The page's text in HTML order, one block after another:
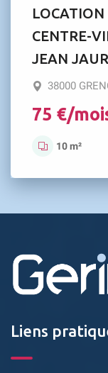
LOCATION
CENTRE-
JEAN
38000
75 €/
10 m²
Liens